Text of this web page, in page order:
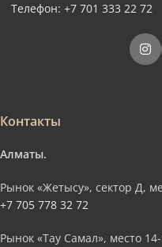
Телефон: +7 701 333 22 72
Контакты
Алматы.
Рынок «Жетысу», сектор Д,
+7 705 778 32 72
Рынок «Тау Самал», место